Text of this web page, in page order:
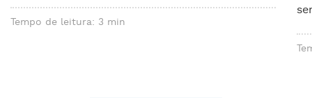
Tempo de leitura: 3 min